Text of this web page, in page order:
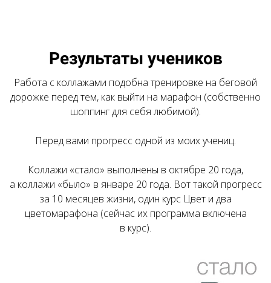
Результаты учеников
Работа с коллажами подобна тренировке на беговой
дорожке перед тем, как выйти на марафон (собственно
шоппинг для себя любимой).
Перед вами прогресс одной из моих учениц.
Коллажи «стало» выполнены в октябре 20 года,
а коллажи «было» в январе 20 года. Вот такой прогресс
за 10 месяцев жизни, один курс Цвет и два
цветомарафона (сейчас их программа включена
в курс).